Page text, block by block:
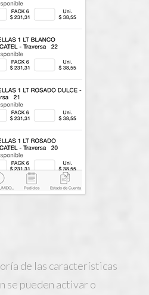
de las características
se pueden activar o